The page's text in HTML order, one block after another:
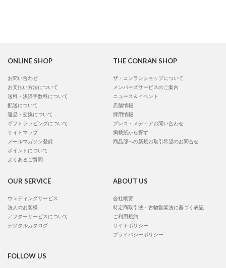
ONLINE SHOP
お問い合わせ
お支払い方法について
送料・決済手数料について
配送について
返品・交換について
ギフトラッピングについて
サイトマップ
メールマガジン登録
ポイントについて
よくあるご質問
THE CONRAN SHOP
ザ・コンランショップについて
メンバーズサービスのご案内
ニュース＆イベント
店舗情報
採用情報
プレス・メディアお問い合わせ
掲載紙から探す
商品部への新規お取引希望のお問合せ
OUR SERVICE
ウェディングサービス
法人のお客様
アフターサービスについて
デジタルカタログ
ABOUT US
会社概要
特定商取引法・古物営業法に基づく表記
ご利用規約
サイトポリシー
プライバシーポリシー
FOLLOW US